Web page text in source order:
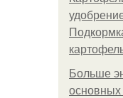
Больше